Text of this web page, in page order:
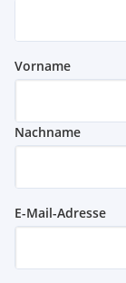
Vorname
Nachname
E-Mail-Adresse